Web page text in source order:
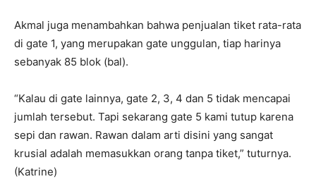
Akmal juga menambahkan bahwa penjualan tiket rata-rata
di gate 1, yang merupakan gate unggulan, tiap harinya
sebanyak 85 blok (bal).
“Kalau di gate lainnya, gate 2, 3, 4 dan 5 tidak mencapai
jumlah tersebut. Tapi sekarang gate 5 kami tutup karena
sepi dan rawan. Rawan dalam arti disini yang sangat
krusial adalah memasukkan orang tanpa tiket,” tuturnya.
(Katrine)